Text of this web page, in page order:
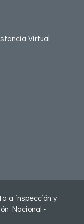
Virtual
a inspección y
Nacional -